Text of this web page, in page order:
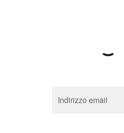
Indirizzo email